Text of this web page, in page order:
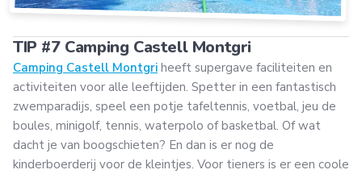
TIP #7 Camping Castell Montgri
Camping Castell Montgri heeft supergave faciliteiten en
activiteiten voor alle leeftijden. Spetter in een fantastisch
zwemparadijs, speel een potje tafeltennis, voetbal, jeu de
boules, minigolf, tennis, waterpolo of basketbal. Of wat
dacht je van boogschieten? En dan is er nog de
kinderboerderij voor de kleintjes. Voor tieners is er een coole